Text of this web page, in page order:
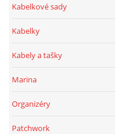
Kabelkové sady
Kabelky
Kabely a tašky
Marina
Organizéry
Patchwork